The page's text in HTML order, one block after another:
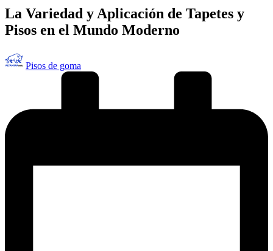
La Variedad y Aplicación de Tapetes y
Pisos en el Mundo Moderno
Publicado
por
Pisos de goma